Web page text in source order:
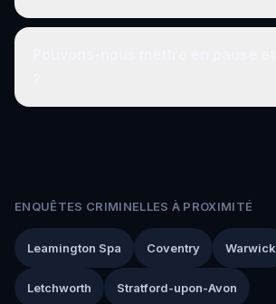
ENQUÊTES CRIMINELLES À PROXIMITÉ
Leamington Spa Coventry Warwick
Letchworth Stratford-upon-Avon